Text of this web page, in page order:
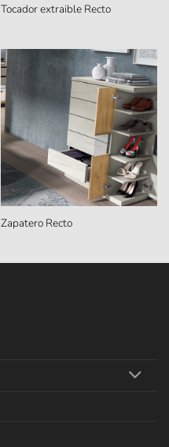
Tocador extraible Recto
Zapatero Recto